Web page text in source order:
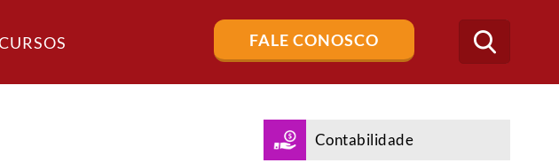
FALE CONOSCO
Buscar
no
blog
Contabilidade